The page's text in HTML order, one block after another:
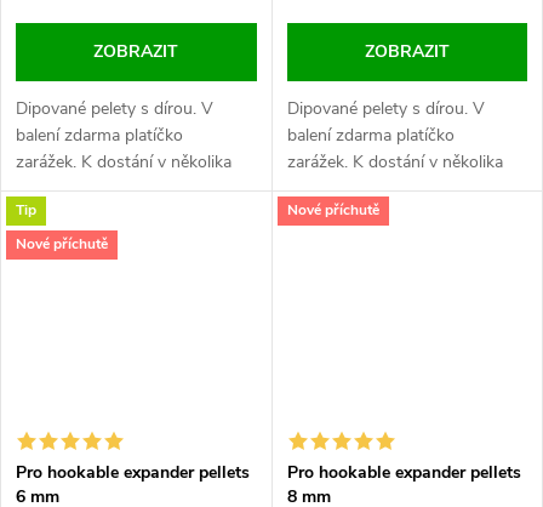
ZOBRAZIT
Dipované pelety s dírou. V
balení zdarma platíčko
zarážek. K dostání v několika
různých příchutích.
ZOBRAZIT
Dipované pelety s dírou. V
balení zdarma platíčko
zarážek. K dostání v několika
různých příchutích.
Tip
Nové příchutě
Pro hookable expander pellets
6 mm
Nové příchutě
Pro hookable expander pellets
8 mm